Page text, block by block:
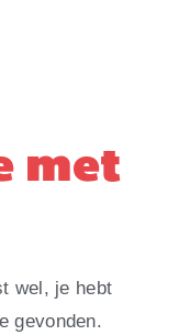
met
wel, je hebt
gevonden.